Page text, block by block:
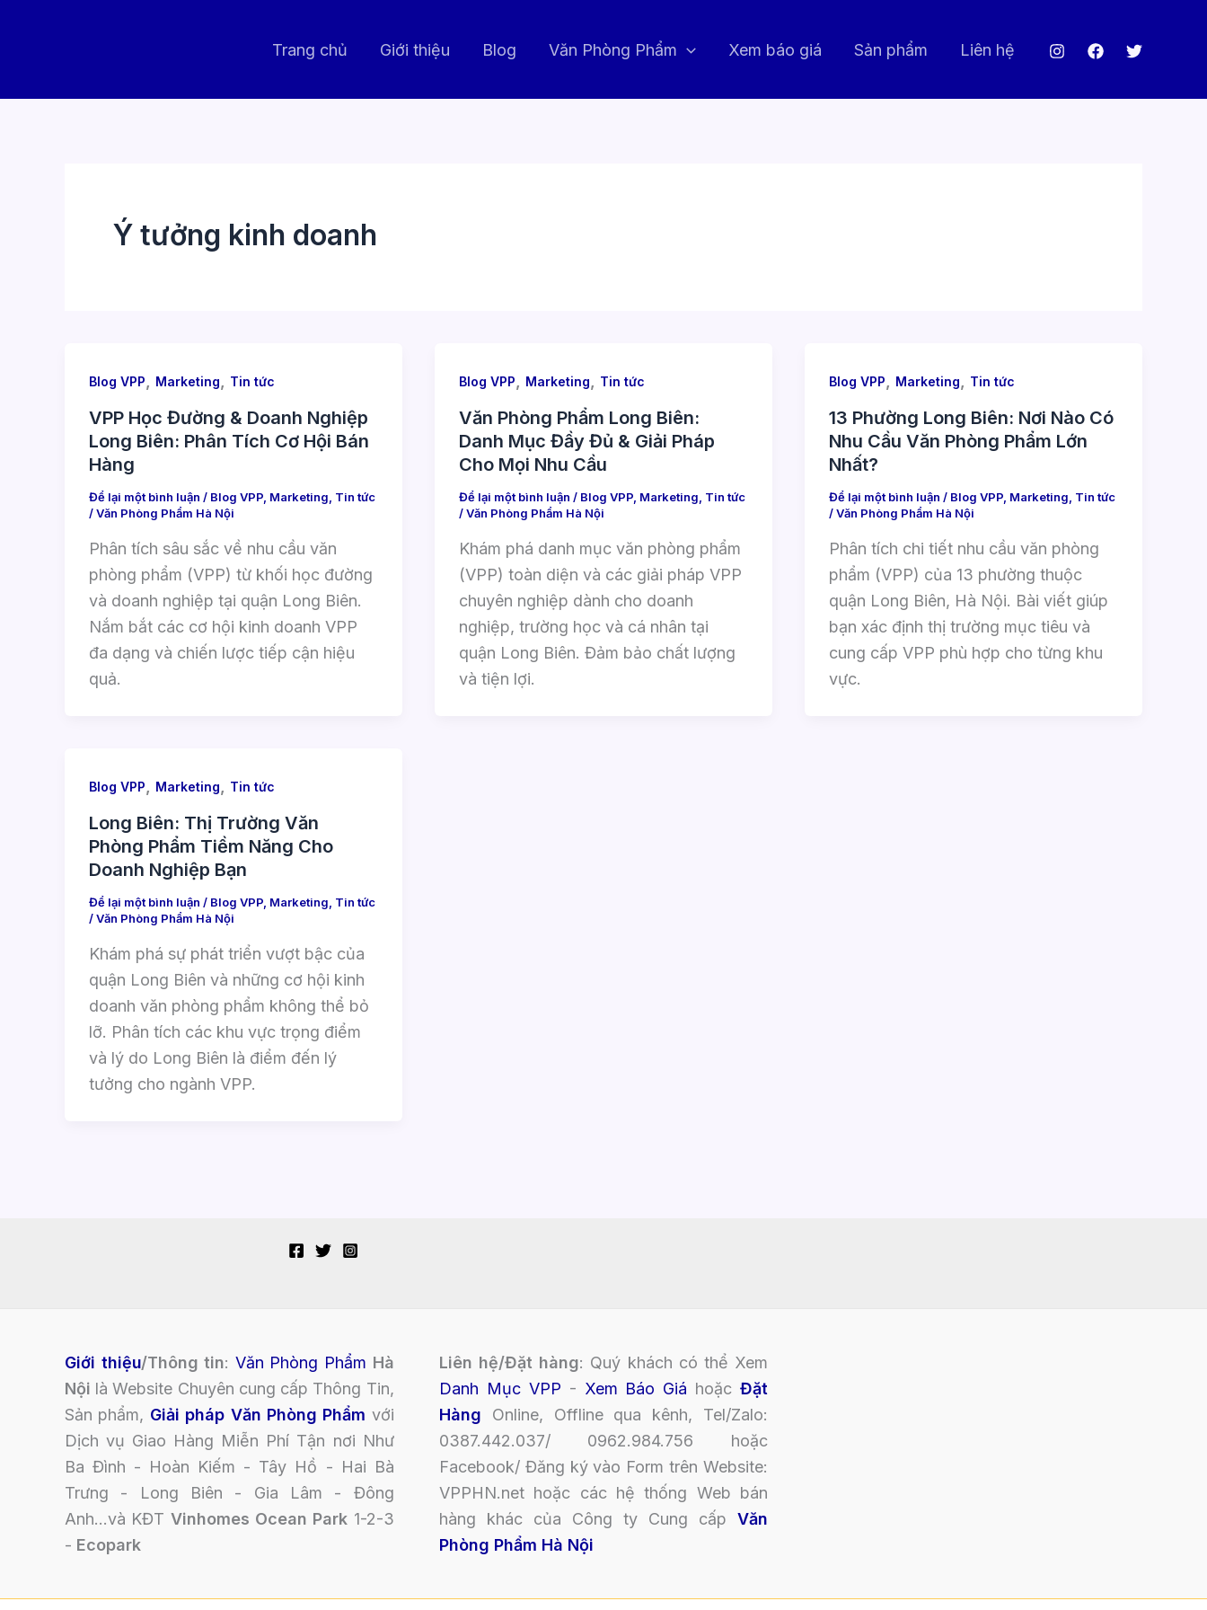
Trang chủ Giới thiệu Blog Văn Phòng Phẩm Xem báo giá Sản phẩm Liên hệ
Ý tưởng kinh doanh
Blog VPP Marketing Tin tức
VPP Học Đường & Doanh Nghiệp
Long Biên: Phân Tích Cơ Hội Bán
Hàng
Để lại một bình luận / Blog VPP, Marketing, Tin tức
/Văn Phòng Phẩm Hà Nội
Phân tích sâu sắc về nhu cầu văn
phòng phẩm (VPP) từ khối học đường
và doanh nghiệp tại quận Long Biên.
Nắm bắt các cơ hội kinh doanh VPP
đa dạng và chiến lược tiếp cận hiệu
quả.
Blog VPP Marketing Tin tức
Văn Phòng Phẩm Long Biên:
Danh Mục Đầy Đủ & Giải Pháp
Cho Mọi Nhu Cầu
Để lại một bình luận / Blog VPP, Marketing, Tin tức
/Văn Phòng Phẩm Hà Nội
Khám phá danh mục văn phòng phẩm
(VPP) toàn diện và các giải pháp VPP
chuyên nghiệp dành cho doanh
nghiệp, trường học và cá nhân tại
quận Long Biên. Đảm bảo chất lượng
và tiện lợi.
Blog VPP Marketing Tin tức
13 Phường Long Biên: Nơi Nào Có
Nhu Cầu Văn Phòng Phẩm Lớn
Nhất?
Để lại một bình luận / Blog VPP, Marketing, Tin tức
/Văn Phòng Phẩm Hà Nội
Phân tích chi tiết nhu cầu văn phòng
phẩm (VPP) của 13 phường thuộc
quận Long Biên, Hà Nội. Bài viết giúp
bạn xác định thị trường mục tiêu và
cung cấp VPP phù hợp cho từng khu
vực.
Blog VPP Marketing Tin tức
Long Biên: Thị Trường Văn
Phòng Phẩm Tiềm Năng Cho
Doanh Nghiệp Bạn
Để lại một bình luận / Blog VPP, Marketing, Tin tức
/Văn Phòng Phẩm Hà Nội
Khám phá sự phát triển vượt bậc của
quận Long Biên và những cơ hội kinh
doanh văn phòng phẩm không thể bỏ
lỡ. Phân tích các khu vực trọng điểm
và lý do Long Biên là điểm đến lý
tưởng cho ngành VPP.
Giới thiệu/Thông tin: Văn Phòng Phẩm Hà
Nội là Website Chuyên cung cấp Thông Tin,
Sản phẩm, Giải pháp Văn Phòng Phẩm với
Dịch vụ Giao Hàng Miễn Phí Tận nơi Như
Ba Đình - Hoàn Kiếm - Tây Hồ - Hai Bà
Trưng - Long Biên - Gia Lâm - Đông
Anh...và KĐT Vinhomes Ocean Park 1-2-3
- Ecopark
Liên hệ/Đặt hàng: Quý khách có thể Xem
Danh Mục VPP - Xem Báo Giá hoặcĐặt
Hàng Online, Offline qua kênh, Tel/Zalo:
0387.442.037/ 0962.984.756 hoặc
Facebook/ Đăng ký vào Form trên Website:
VPPHN.net hoặc các hệ thống Web bán
hàng khác của Công ty Cung cấpVăn
Phòng Phẩm Hà Nội